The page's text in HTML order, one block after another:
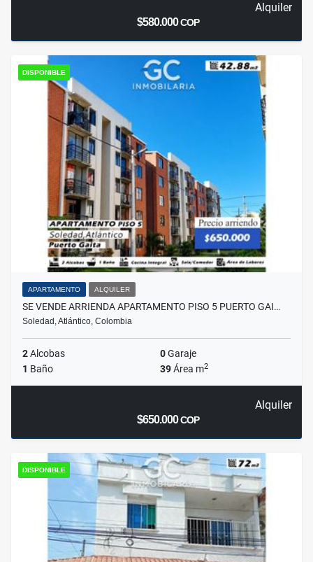
Alquiler
$580.000COP
DISPONIBLE
APARTAMENTO ALQUILER
SE VENDE ARRIENDA APARTAMENTO PISO 5 PUERTO GAI…
Soledad, Atlántico, Colombia
2Alcobas 0Garaje
1 Baño 39Área m2
Alquiler
$650.000COP
DISPONIBLE